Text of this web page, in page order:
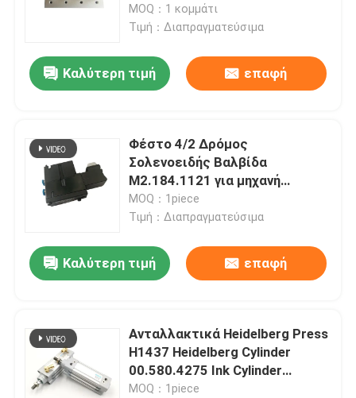
Διανεμητής αέρα
MOQ：1 κομμάτι
Τιμή：Διαπραγματεύσιμα
Καλύτερη τιμή επαφή
Φέστο 4/2 Δρόμος
Σολενοειδής Βαλβίδα
M2.184.1121 για μηχανή
εκτύπωσης 6 mm Heidelberg
Offset
MOQ：1piece
Τιμή：Διαπραγματεύσιμα
Καλύτερη τιμή επαφή
Ανταλλακτικά Heidelberg Press
H1437 Heidelberg Cylinder
00.580.4275 Ink Cylinder
SM/CD102 SM74/52 Offset
MOQ：1piece